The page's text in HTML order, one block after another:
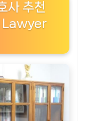
사 추천
Lawyer